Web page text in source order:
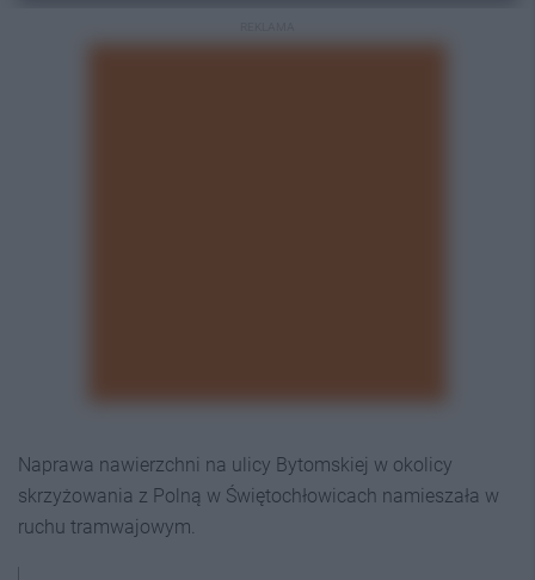
Naprawa nawierzchni na ulicy Bytomskiej w okolicy
skrzyżowania z Polną w Świętochłowicach namieszała w
ruchu tramwajowym.